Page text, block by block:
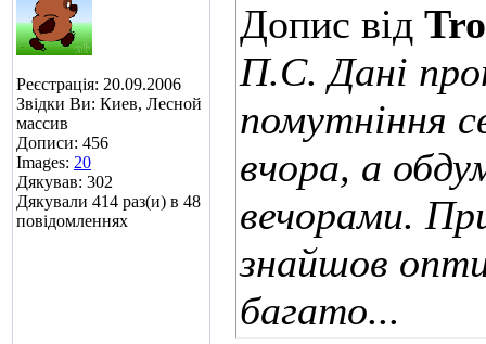
Реєстрація: 20.09.2006
Звідки Ви: Киев, Лесной
массив
Дописи: 456
Images: 20
Дякував: 302
Дякували 414 раз(и) в 48
повідомленнях
Допис від
П.С. Дані
помутніння
вчора, а
вечорами.
знайшов
багато...